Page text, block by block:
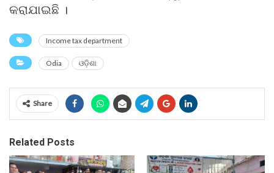
କରାଯାଇଛି ।
Income tax department
Odia ଓଡ଼ିଶା
Share
Related Posts